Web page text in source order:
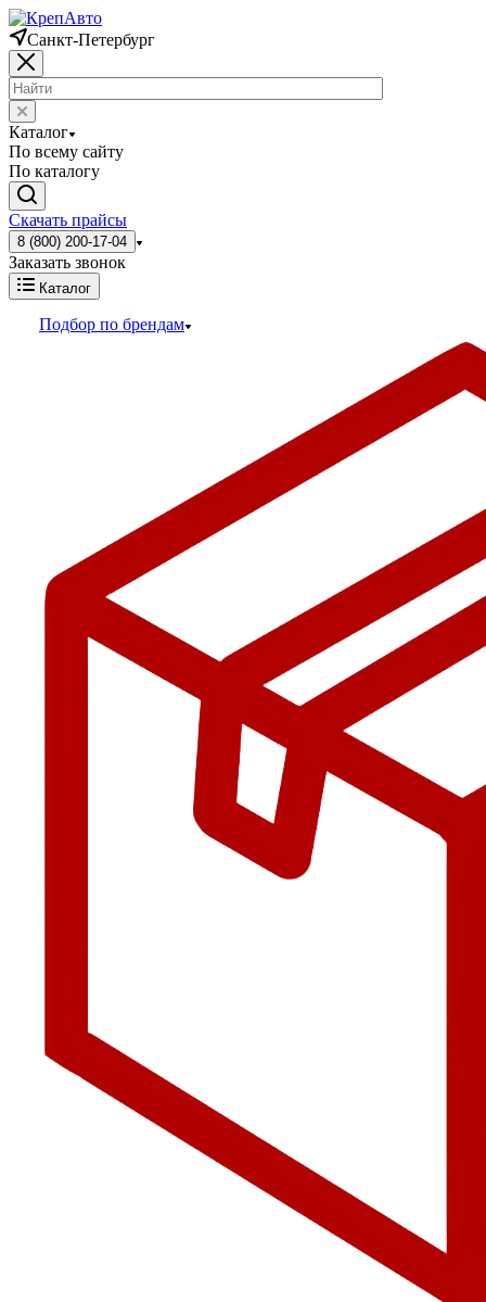
Санкт-Петербург
Каталог
По всему сайту
По каталогу
Скачать прайсы
8 (800) 200-17-04
Заказать звонок
Каталог
Подбор по брендам